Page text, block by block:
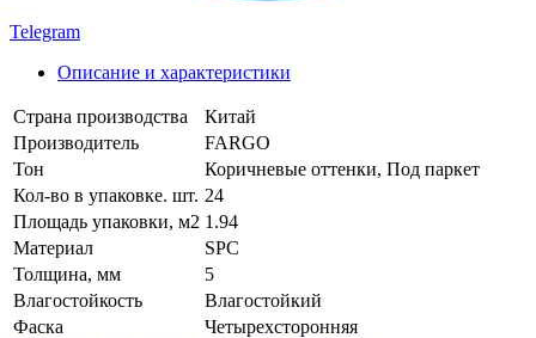
Telegram
Описание и характеристики
Страна производства
Китай
Производитель
FARGO
Тон
Коричневые оттенки, Под паркет
Кол-во в упаковке. шт. 24
Площадь упаковки, м2 1.94
Материал
SPC
Толщина, мм
5
Влагостойкость
Влагостойкий
Фаска
Четырехсторонняя